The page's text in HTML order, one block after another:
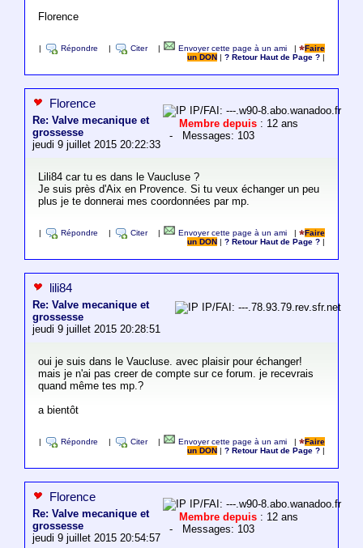
Florence
Répondre Citer Envoyer cette page à un ami |
Faire
un DON
|? Retour Haut de Page ?
Florence
Re: Valve mecanique et
grossesse
jeudi 9 juillet 2015 20:22:33
IP/FAI: ---.w90-8.abo.wanadoo.fr
Membre depuis : 12 ans
- Messages: 103
Lili84 car tu es dans le Vaucluse ?
Je suis près d'Aix en Provence. Si tu veux échanger un peu
plus je te donnerai mes coordonnées par mp.
Répondre Citer Envoyer cette page à un ami |
Faire
un DON
|? Retour Haut de Page ?
lili84
Re: Valve mecanique et
grossesse
jeudi 9 juillet 2015 20:28:51
IP/FAI: ---.78.93.79.rev.sfr.net
oui je suis dans le Vaucluse. avec plaisir pour échanger!
mais je n'ai pas creer de compte sur ce forum. je recevrais
quand même tes mp.?
a bientôt
Répondre Citer Envoyer cette page à un ami |
Faire
un DON
|? Retour Haut de Page ?
Florence
Re: Valve mecanique et
grossesse
jeudi 9 juillet 2015 20:54:57
IP/FAI: ---.w90-8.abo.wanadoo.fr
Membre depuis : 12 ans
- Messages: 103